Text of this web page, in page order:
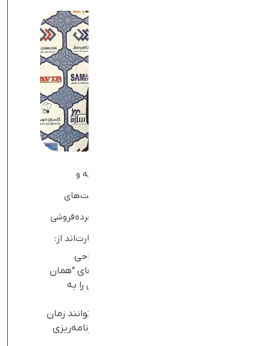
تعارف با بهره‌گیری از روش‌های نوآورانه و
راهکارهای پیشرفته توانسته است مزیت‌های
رقابتی چشمگیری را در بازار لجستیک خرده‌فروشی
به دست آورد. برخی از این مزیت‌ها عبارت‌اند از:
تعارف با طراحی
سیستم‌های ارسال مرسوله در مدل‌های “همان
روز” و “روز بعد”، توانسته زمان ارسال را به
مشتریان می‌توانند زمان
تحویل مرسوله‌های خود را از پیش برنامه‌ریزی